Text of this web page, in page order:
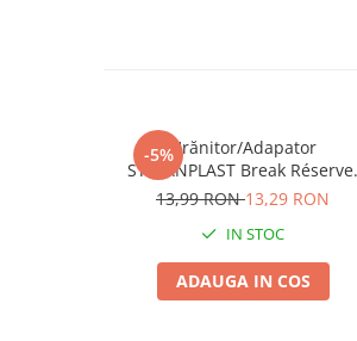
Așternut Igienic Pisici
Antiparazitare Pisici
-5%Hrănitor/Adapator
STEFANPLAST Break Réserve,
Stone Grey, 0,65L
13,99 RON13,29 RON
IN STOC
ADAUGA IN COS